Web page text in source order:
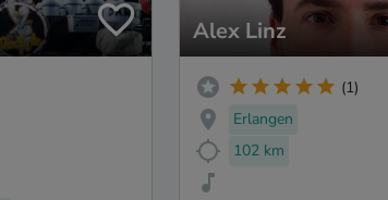
Alex Linz
(1)
Erlangen
102 km